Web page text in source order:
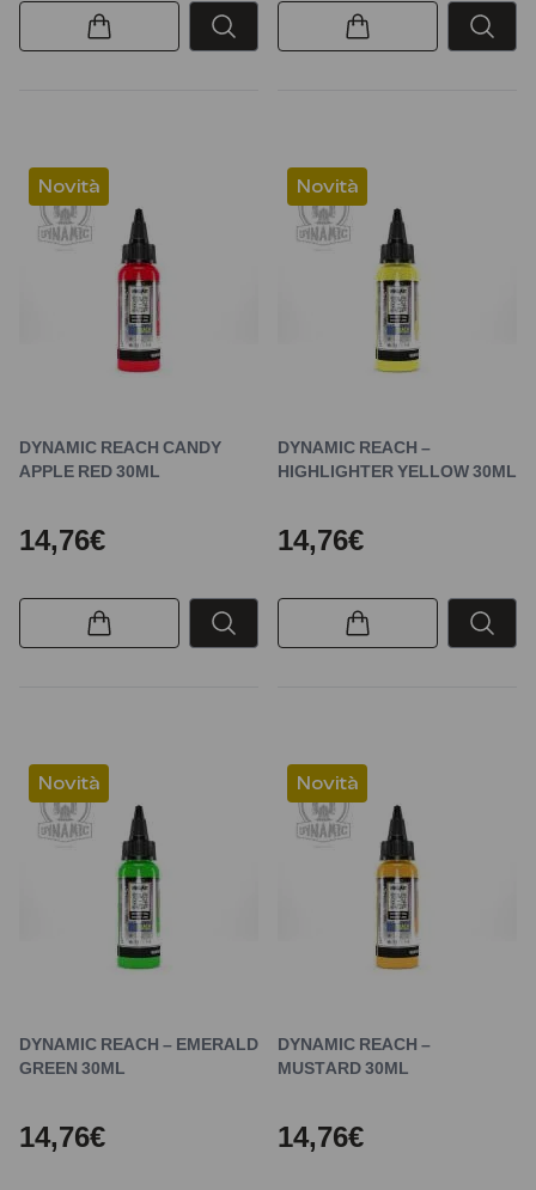
Novità
DYNAMIC REACH CANDY
APPLE RED 30ML
14,76€
Novità
DYNAMIC REACH –
HIGHLIGHTER YELLOW 30ML
14,76€
Novità
DYNAMIC REACH – EMERALD
GREEN 30ML
14,76€
Novità
DYNAMIC REACH –
MUSTARD 30ML
14,76€